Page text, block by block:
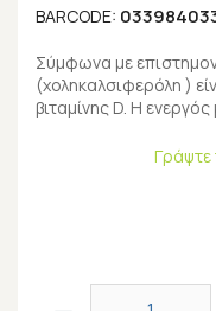
BARCODE:
Σύμφωνα με
(χοληκαλσιφερόλη )
βιταμίνης D. Η
Γράψτε